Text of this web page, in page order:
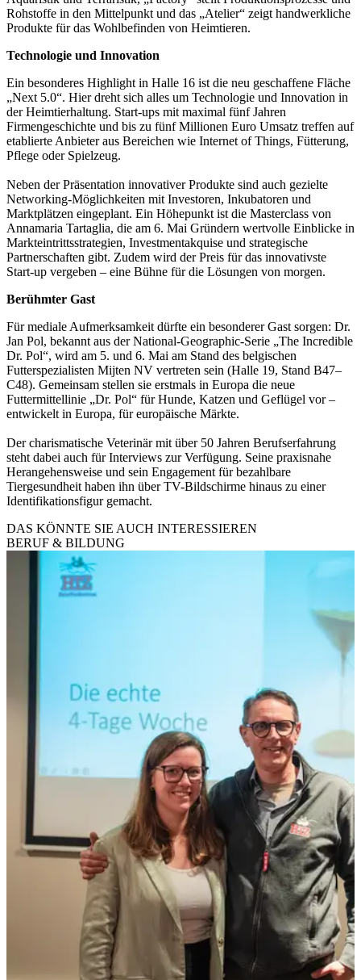
Rohstoffe in den Mittelpunkt und das „Atelier“ zeigt handwerkliche
Produkte für das Wohlbefinden von Heimtieren.
Technologie und Innovation
Ein besonderes Highlight in Halle 16 ist die neu geschaffene Fläche
„Next 5.0“. Hier dreht sich alles um Technologie und Innovation in
der Heimtierhaltung. Start-ups mit maximal fünf Jahren
Firmengeschichte und bis zu fünf Millionen Euro Umsatz treffen auf
etablierte Anbieter aus Bereichen wie Internet of Things, Fütterung,
Pflege oder Spielzeug.
Neben der Präsentation innovativer Produkte sind auch gezielte
Networking-Möglichkeiten mit Investoren, Inkubatoren und
Marktplätzen eingeplant. Ein Höhepunkt ist die Masterclass von
Annamaria Tartaglia, die am 6. Mai Gründern wertvolle Einblicke in
Markteintrittsstrategien, Investmentakquise und strategische
Partnerschaften gibt. Zudem wird der Preis für das innovativste
Start-up vergeben – eine Bühne für die Lösungen von morgen.
Berühmter Gast
Für mediale Aufmerksamkeit dürfte ein besonderer Gast sorgen: Dr.
Jan Pol, bekannt aus der National-Geographic-Serie „The Incredible
Dr. Pol“, wird am 5. und 6. Mai am Stand des belgischen
Futterspezialisten Mijten NV vertreten sein (Halle 19, Stand B47–
C48). Gemeinsam stellen sie erstmals in Europa die neue
Futtermittellinie „Dr. Pol“ für Hunde, Katzen und Geflügel vor –
entwickelt in Europa, für europäische Märkte.
Der charismatische Veterinär mit über 50 Jahren Berufserfahrung
steht dabei auch für Interviews zur Verfügung. Seine praxisnahe
Herangehensweise und sein Engagement für bezahlbare
Tiergesundheit haben ihn über TV-Bildschirme hinaus zu einer
Identifikationsfigur gemacht.
DAS KÖNNTE SIE AUCH INTERESSIEREN
BERUF & BILDUNG